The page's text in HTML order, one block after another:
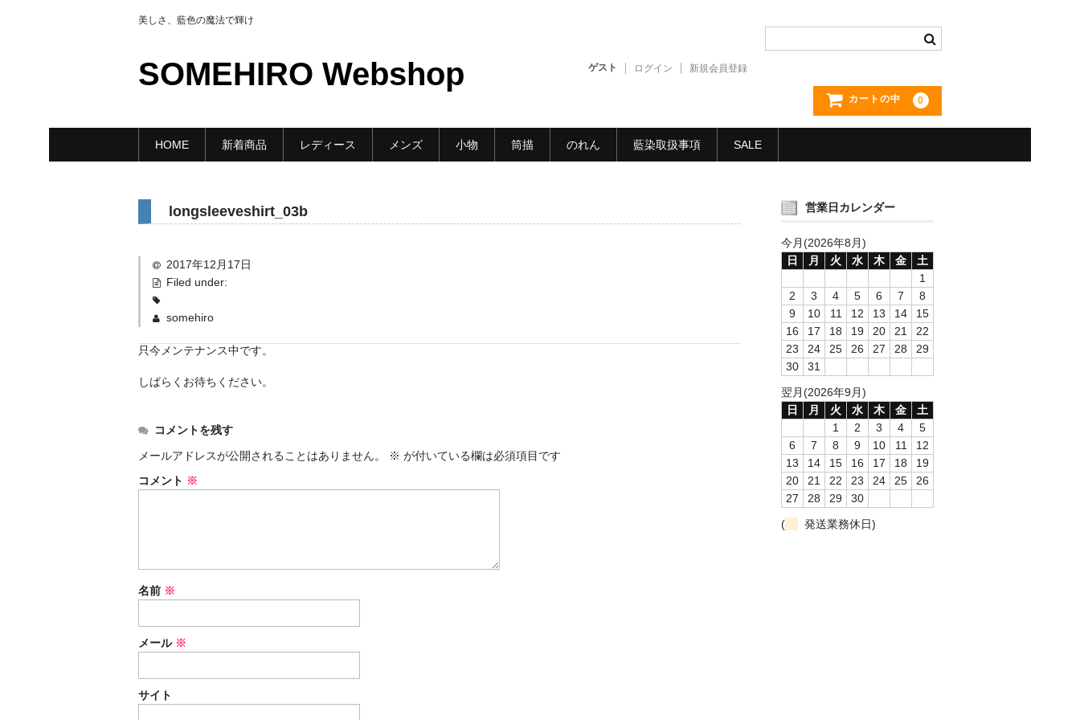
美しさ、藍色の魔法で輝け
SOMEHIRO Webshop ゲスト ログイン 新規会員登録
カートの中 0
HOME 新着商品 レディース メンズ 小物 筒描 のれん 藍染取扱事項 SALE
longsleeveshirt_03b
2017年12月17日
Filed under:
somehiro
只今メンテナンス中です。
しばらくお待ちください。
コメントを残す
メールアドレスが公開されることはありません。
※ が付いている欄は必須項目です
コメント ※
名前 ※
メール ※
サイト
営業日カレンダー
今月(2026年8月)
日
月 火 水 木 金
土
1
2
3 4 5 6 7
8
9
10 11 12 13 14
15
16
17 18 19 20 21
22
23
24 25 26 27 28
29
30
31
翌月(2026年9月)
日
月 火 水 木 金
土
1
2 3 4
5
6
7 8 9 10 11
12
13
14 15 16 17 18
19
20
21 22 23 24 25
26
27
28 29
30
(
発送業務休日)